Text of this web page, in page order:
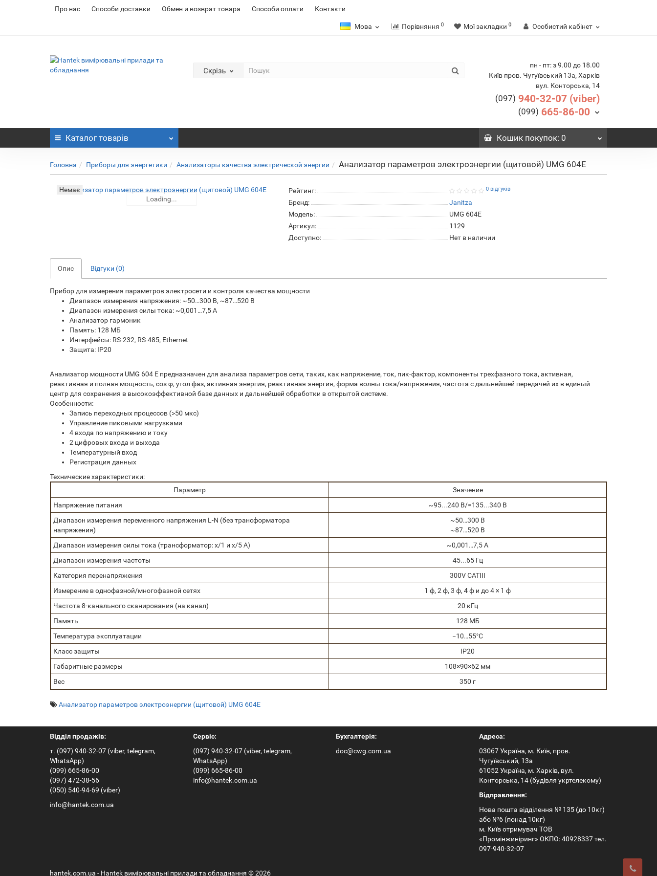
Про нас Cпособи доставки Обмен и возврат товара Способи оплати Контакти
Мова Порівняння 0 Мої закладки 0 Особистий кабінет
Скрізь
пн - пт: з 9.00 до 18.00
Київ пров. Чугуївський 13а, Харків
вул. Конторська, 14
(097) 940-32-07 (viber)
(099) 665-86-00
Каталог товарів Кошикпокупок: 0
Головна Приборы для энергетики Анализаторы качества электрической энергии Анализатор параметров электроэнергии (щитовой) UMG 604E
Немає
Loading...
Loading...
Рейтинг: 0 відгуків
Бренд:
Janitza
Модель:
UMG 604E
Артикул:
1129
Доступно:
Нет в наличии
Опис Відгуки (0)
Прибор для измерения параметров электросети и контроля качества мощности
Диапазон измерения напряжения: ~50…300 В, ~87…520 В
Диапазон измерения силы тока: ~0,001…7,5 А
Анализатор гармоник
Память: 128 МБ
Интерфейсы: RS-232, RS-485, Ethernet
Защита: IP20
Анализатор мощности UMG 604 Е предназначен для анализа параметров сети, таких, как напряжение, ток, пик-фактор, компоненты трехфазного тока, активная,
реактивная и полная мощность, сos φ, угол фаз, активная энергия, реактивная энергия, форма волны тока/напряжения, частота с дальнейшей передачей их в единый
центр для сохранения в высокоэффективной базе данных и дальнейшей обработки в открытой системе.
Особенности:
Запись переходных процессов (>50 мкс)
Управление пиковыми нагрузками
4 входа по напряжению и току
2 цифровых входа и выхода
Температурный вход
Регистрация данных
Технические характеристики:
Параметр
Значение
Напряжение питания
~95...240 В/=135...340 В
Диапазон измерения переменного напряжения L-N (без трансформатора
напряжения)
~50…300 В
~87…520 В
Диапазон измерения силы тока (трансформатор: x/1 и x/5 A)
~0,001…7,5 А
Диапазон измерения частоты
45...65 Гц
Категория перенапряжения
300V CATIII
Измерение в однофазной/многофазной сетях
1 ф, 2 ф, 3 ф, 4 ф и до 4 × 1 ф
Частота 8-канального сканирования (на канал)
20 кГц
Память
128 MБ
Температура эксплуатации
−10…55°C
Класс защиты
IP20
Габаритные размеры
108×90×62 мм
Вес
350 г
Анализатор параметров электроэнергии (щитовой) UMG 604E
Відділ продажів:
т. (097) 940-32-07 (viber, telegram,
WhatsApp)
(099) 665-86-00
(097) 472-38-56
(050) 540-94-69 (viber)
info@hantek.com.ua
Сервіс:
(097) 940-32-07 (viber, telegram,
WhatsApp)
(099) 665-86-00
info@hantek.com.ua
Бухгалтерія:
doc@cwg.com.ua
Адреса:
03067 Україна, м. Київ, пров.
Чугуївський, 13а
61052 Україна, м. Харків, вул.
Конторська, 14 (будівля укртелекому)
Відправлення:
Нова пошта відділення № 135 (до 10кг)
або №6 (понад 10кг)
м. Київ отримувач ТОВ
«Промінжиніринг» ОКПО: 40928337 тел.
097-940-32-07
hantek.com.ua - Hantek вимірювальні прилади та обладнання © 2026